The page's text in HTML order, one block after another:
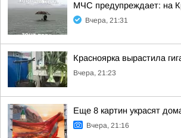
МЧС предупреждает: на
Вчера, 21:31
Красноярка вырастила
Вчера, 21:23
Еще 8 картин украсят
Вчера, 21:16